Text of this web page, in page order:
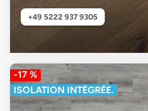
+49 5222 937 9305
-17 %
ISOLATION INTÉGRÉE.